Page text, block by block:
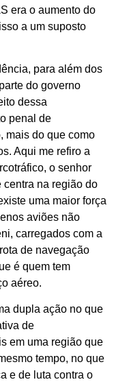
era o aumento do
a um suposto
para além dos
do governo
dessa
penal de
mais do que como
Aqui me refiro a
o senhor
centra na região do
uma maior força
aviões não
carregados com a
de navegação
é quem tem
aéreo.
dupla ação no que
de
em uma região que
tempo, no que
e de luta contra o